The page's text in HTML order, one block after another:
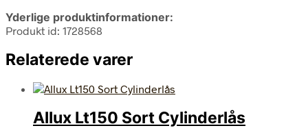
Yderlige produktinformationer:
Produkt id: 1728568
Relaterede varer
Allux Lt150 Sort Cylinderlås